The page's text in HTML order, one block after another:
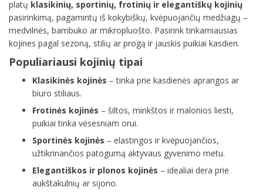
platų klasikinių, sportinių, frotinių ir elegantiškų kojinių
pasirinkimą, pagamintų iš kokybiškų, kvėpuojančių medžiagų –
medvilnės, bambuko ar mikropluošto. Pasirink tinkamiausias
kojines pagal sezoną, stilių ar progą ir jauskis puikiai kasdien.
Populiariausi kojinių tipai
Klasikinės kojinės – tinka prie kasdienės aprangos ar
biuro stiliaus.
Frotinės kojinės – šiltos, minkštos ir malonios liesti,
puikiai tinka vėsesniam orui.
Sportinės kojinės – elastingos ir kvėpuojančios,
užtikrinančios patogumą aktyvaus gyvenimo metu.
Elegantiškos ir plonos kojinės – idealiai dera prie
aukštakulnių ar sijono.